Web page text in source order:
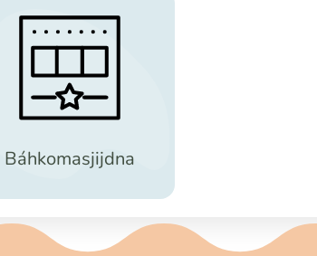
Báhkomasjijdna